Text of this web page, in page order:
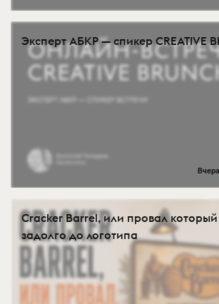
Эксперт АБКР — спикер CREATIVE
Cracker Barrel, или провал
задолго до логотипа